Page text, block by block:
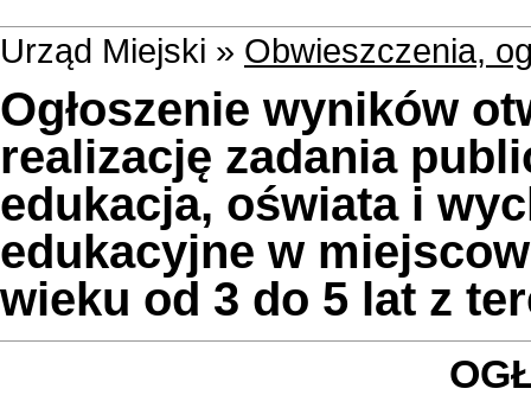
Urząd Miejski » Obwieszczenia,
Ogłoszenie wyników
realizację zadania
edukacja, oświata i
edukacyjne w
wieku od 3 do 5 lat z